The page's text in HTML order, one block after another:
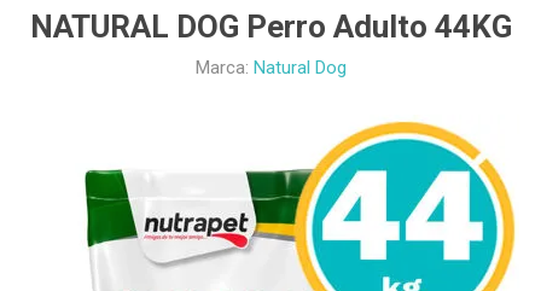
NATURAL DOG Perro Adulto 44KG
Marca: Natural Dog